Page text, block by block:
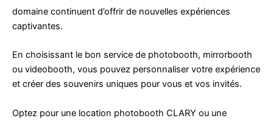
domaine continuent d’offrir de nouvelles expériences
captivantes.
En choisissant le bon service de photobooth, mirrorbooth
ou videobooth, vous pouvez personnaliser votre expérience
et créer des souvenirs uniques pour vous et vos invités.
Optez pour une location photobooth CLARY ou une